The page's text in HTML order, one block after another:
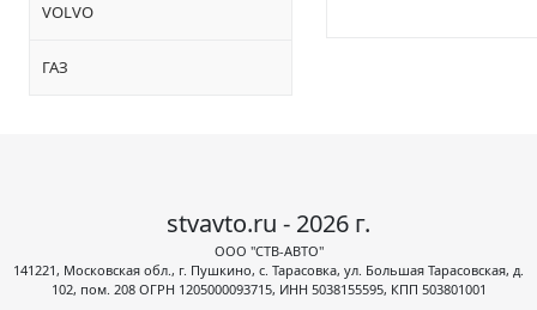
VOLVO
ГАЗ
stvavto.ru - 2026 г.
ООО "СТВ-АВТО"
141221, Московская обл., г. Пушкино, с. Тарасовка, ул. Большая Тарасовская, д.
102, пом. 208 ОГРН 1205000093715, ИНН 5038155595, КПП 503801001